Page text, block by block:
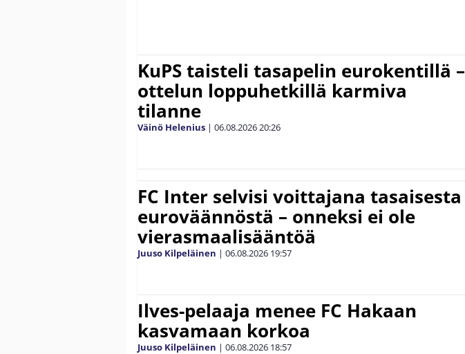
KuPS taisteli tasapelin eurokentillä –
ottelun loppuhetkillä karmiva
tilanne
Väinö Helenius | 06.08.202620:26
FC Inter selvisi voittajana tasaisesta
euroväännöstä – onneksi ei ole
vierasmaalisääntöä
Juuso Kilpeläinen | 06.08.2026 19:57
Ilves-pelaaja menee FC Hakaan
kasvamaan korkoa
Juuso Kilpeläinen | 06.08.2026 18:57